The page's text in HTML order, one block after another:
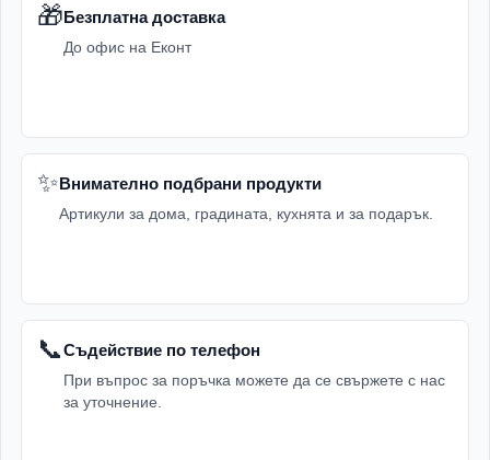
🎁Безплатна доставка
До офис на Еконт
✨Внимателно подбрани продукти
Артикули за дома, градината, кухнята и за подарък.
📞Съдействие по телефон
При въпрос за поръчка можете да се свържете с нас
за уточнение.